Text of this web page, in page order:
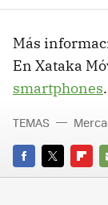
Más
En Xataka
smartphones.
FACEBOOK
TWITTER
TEMAS